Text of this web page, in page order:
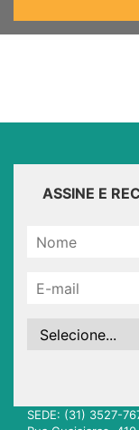
ASSINE E
SEDE: (31) 3527-